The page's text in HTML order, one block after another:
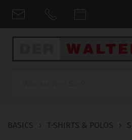
BASICS › T-SHIRTS & POLOS ›